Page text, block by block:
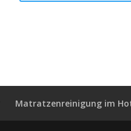
Matratzenreinigung im